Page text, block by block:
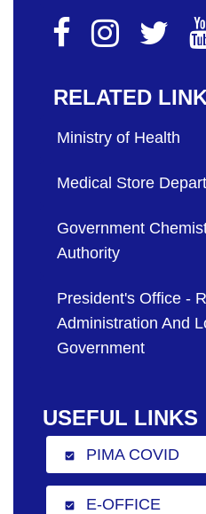
RELATED
Ministry of Health
Medical Store
Government
Authority
President's Office -
Administration And
Government
USEFUL LINKS
check_box PIMA COVID
check_box E-OFFICE